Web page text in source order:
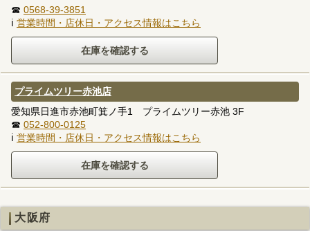
☎ 0568-39-3851
ℹ 営業時間・店休日・アクセス情報はこちら
プライムツリー赤池店
愛知県日進市赤池町箕ノ手1 プライムツリー赤池 3F
☎ 052-800-0125
ℹ 営業時間・店休日・アクセス情報はこちら
大阪府